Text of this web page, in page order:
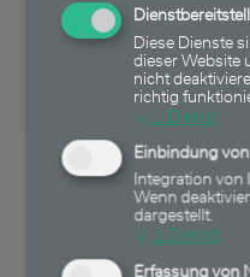
Einschätzungen,
und Prognosen
später als
oder irreführend
sollten. Diese
ferner keinen
dar. Wichtiger
Risiken,
Diese Dienste
dieser Website
nicht
richtig
↓ 1 Dienst
Einbindung
Integration von
Wenn
dargestellt.
↓ 1 Dienst
Erfassung von